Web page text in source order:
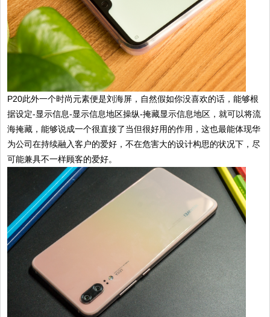
P20此外一个时尚元素便是刘海屏，自然假如你没喜欢的话，能够根
据设定-显示信息-显示信息地区操纵-掩藏显示信息地区，就可以将流
海掩藏，能够说成一个很直接了当但很好用的作用，这也最能体现华
为公司在持续融入客户的爱好，不在危害大的设计构思的状况下，尽
可能兼具不一样顾客的爱好。